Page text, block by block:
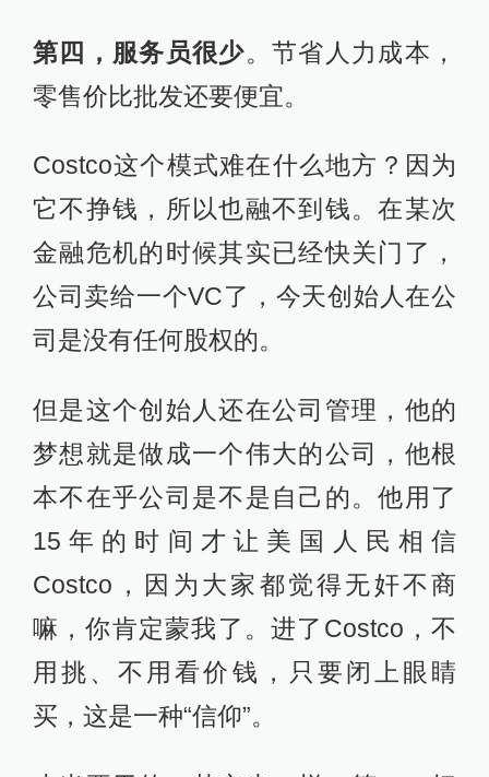
第四，服务员很少。节省人力成本，
零售价比批发还要便宜。
Costco这个模式难在什么地方？因为
它不挣钱，所以也融不到钱。在某次
金融危机的时候其实已经快关门了，
公司卖给一个VC了，今天创始人在公
司是没有任何股权的。
但是这个创始人还在公司管理，他的
梦想就是做成一个伟大的公司，他根
本不在乎公司是不是自己的。他用了
15年的时间才让美国人民相信
Costco，因为大家都觉得无奸不商
嘛，你肯定蒙我了。进了Costco，不
用挑、不用看价钱，只要闭上眼睛
买，这是一种“信仰”。